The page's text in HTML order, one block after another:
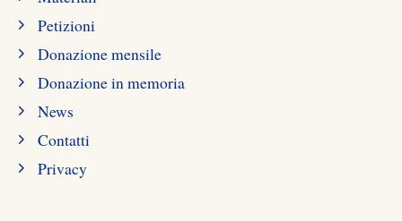
Petizioni
Donazione mensile
Donazione in memoria
News
Contatti
Privacy